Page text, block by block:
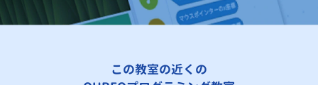
この教室の近くの